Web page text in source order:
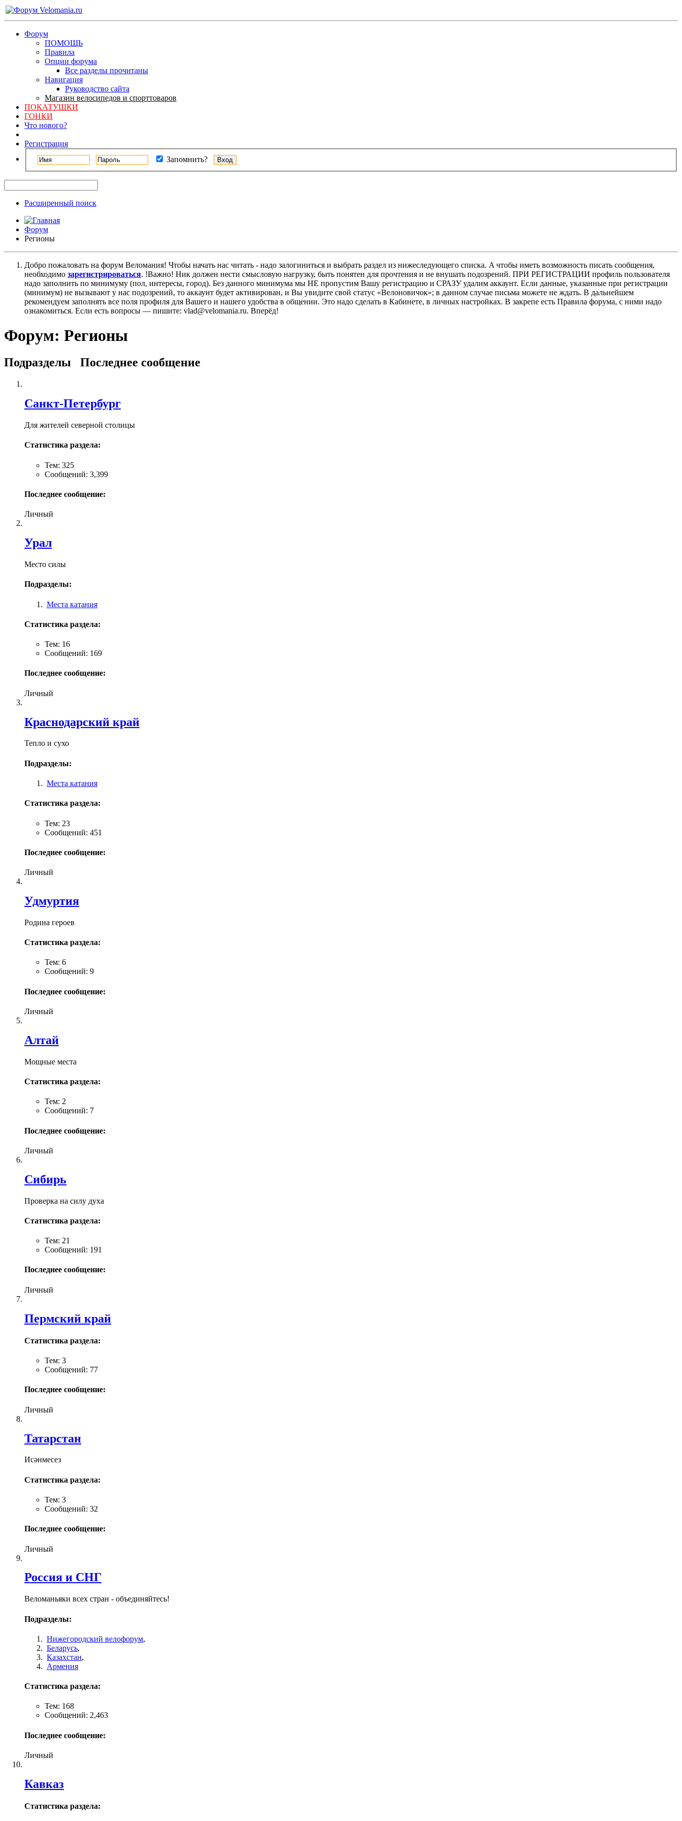
Форум
ПОМОЩЬ
Правила
Опции форума
Все разделы прочитаны
Навигация
Руководство сайта
Магазин велосипедов и спорттоваров
ПОКАТУШКИ
ГОНКИ
Что нового?
Регистрация
Запомнить?
Расширенный поиск
Форум
Регионы
Добро пожаловать на форум Веломания! Чтобы начать нас читать - надо залогиниться и выбрать раздел из нижеследующего списка. A чтобы иметь возможность писать сообщения,
необходимо зарегистрироваться. !Важно! Ник должен нести смысловую нагрузку, быть понятен для прочтения и не внушать подозрений. ПРИ РЕГИСТРАЦИИ профиль пользователя
надо заполнить по минимуму (пол, интересы, город). Без данного минимума мы НЕ пропустим Вашу регистрацию и СРАЗУ удалим аккаунт. Если данные, указанные при регистрации
(минимум) не вызывают у нас подозрений, то аккаунт будет активирован, и Вы увидите свой статус «Велоновичок»; в данном случае письма можете не ждать. В дальнейшем
рекомендуем заполнять все поля профиля для Вашего и нашего удобства в общении. Это надо сделать в Кабинете, в личных настройках. В закрепе есть Правила форума, с ними надо
ознакомиться. Если есть вопросы — пишите: vlad@velomania.ru. Вперёд!
Форум: Регионы
Подразделы Последнее сообщение
Санкт-Петербург
Для жителей северной столицы
Статистика раздела:
Тем: 325
Сообщений: 3,399
Последнее сообщение:
Личный
Урал
Место силы
Подразделы:
Места катания
Статистика раздела:
Тем: 16
Сообщений: 169
Последнее сообщение:
Личный
Краснодарский край
Тепло и сухо
Подразделы:
Места катания
Статистика раздела:
Тем: 23
Сообщений: 451
Последнее сообщение:
Личный
Удмуртия
Родина героев
Статистика раздела:
Тем: 6
Сообщений: 9
Последнее сообщение:
Личный
Алтай
Мощные места
Статистика раздела:
Тем: 2
Сообщений: 7
Последнее сообщение:
Личный
Сибирь
Проверка на силу духа
Статистика раздела:
Тем: 21
Сообщений: 191
Последнее сообщение:
Личный
Пермский край
Статистика раздела:
Тем: 3
Сообщений: 77
Последнее сообщение:
Личный
Татарстан
Исәнмесез
Статистика раздела:
Тем: 3
Сообщений: 32
Последнее сообщение:
Личный
Россия и СНГ
Веломаньяки всех стран - объединяйтесь!
Подразделы:
Нижегородский велофорум,
Беларусь,
Казахстан,
Армения
Статистика раздела:
Тем: 168
Сообщений: 2,463
Последнее сообщение:
Личный
Кавказ
Статистика раздела: